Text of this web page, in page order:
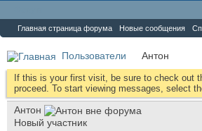
Главная страница форума Новые сообщения
Пользователи Антон
If this is your first visit, be sure to check out
proceed. To start viewing messages, select
Антон
Новый участник